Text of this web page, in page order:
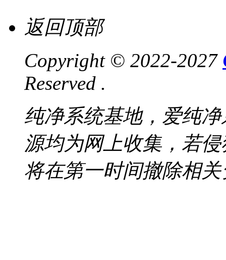
返回顶部
Copyright © 2022-2027
Reserved .
纯净系统基地，爱纯
源均为网上收集，若
将在第一时间撤除相